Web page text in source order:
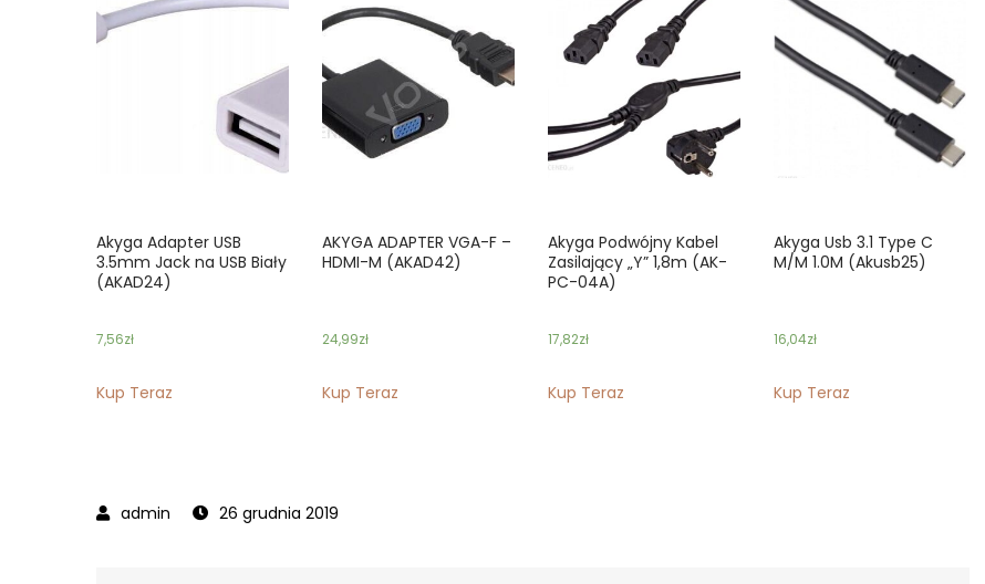
Akyga Adapter USB
3.5mm Jack na USB Biały
(AKAD24)
7,56zł
Kup Teraz
AKYGA ADAPTER VGA-F –
HDMI-M (AKAD42)
24,99zł
Kup Teraz
Akyga Podwójny Kabel
Zasilający „Y” 1,8m (AK-
PC-04A)
17,82zł
Kup Teraz
Akyga Usb 3.1 Type C
M/M 1.0M (Akusb25)
16,04zł
Kup Teraz
26 grudnia 2019